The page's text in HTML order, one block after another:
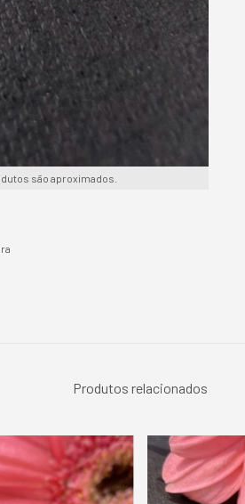
são aproximados.
Produtos relacionados